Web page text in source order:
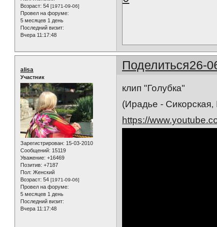
Возраст: 54 [1971-09-06]
Провел на форуме:
5 месяцев 1 день
Последний визит:
Вчера 11:17:48
Поделиться26-
alisa
Участник
Зарегистрирован: 15-03-2010
Сообщений: 15119
Уважение: +16469
Позитив: +7187
Пол: Женский
Возраст: 54 [1971-09-06]
Провел на форуме:
5 месяцев 1 день
Последний визит:
Вчера 11:17:48
клип "Голубка"
(Ирадье -
https://